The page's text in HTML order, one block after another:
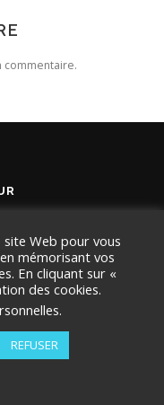
commentaire.
OnePressthème par
Web pour vous
mémorisant vos
En cliquant sur «
des cookies.
.
REFUSER